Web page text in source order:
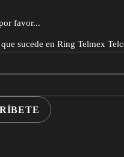
favor...
sucede en Ring Telmex